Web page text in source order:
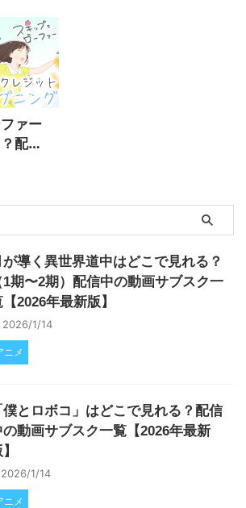
2026/1/1
ァー
配信
が導く異世界道中はどこで見れる？
1期〜2期）配信中の動画サブスク一
【2026年最新版】
2026/1/14
ニメ
僕とロボコ」はどこで見れる？配信
の動画サブスク一覧【2026年最新
2026/1/14
ニメ